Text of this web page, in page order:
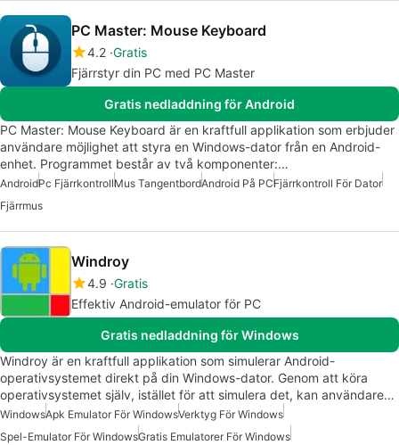
PC Master: Mouse Keyboard
4.2 Gratis
Fjärrstyr din PC med PC Master
Gratis nedladdning för Android
PC Master: Mouse Keyboard är en kraftfull applikation som erbjuder
användare möjlighet att styra en Windows-dator från en Android-
enhet. Programmet består av två komponenter:…
AndroidPc FjärrkontrollMus TangentbordAndroid På PCFjärrkontroll För Dator
Fjärrmus
Windroy
4.9 Gratis
Effektiv Android-emulator för PC
Gratis nedladdning för Windows
Windroy är en kraftfull applikation som simulerar Android-
operativsystemet direkt på din Windows-dator. Genom att köra
operativsystemet själv, istället för att simulera det, kan användare…
WindowsApk Emulator För WindowsVerktyg För Windows
Spel-Emulator För WindowsGratis Emulatorer För Windows